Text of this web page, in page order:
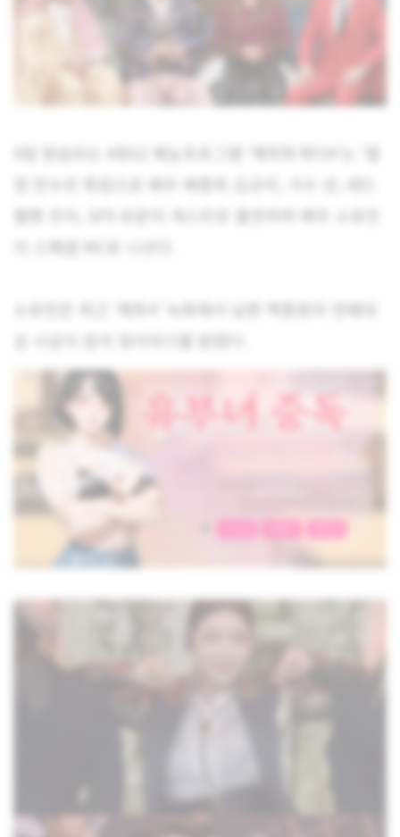
9일 방송되는 KBS2 예능프로그램 ‘해피투게더4’는 ‘열
정 만수르 특집으로 배우 배종옥 김규리, 가수 션, 레드
벨벳 조이, SF9 로운이 게스트로 출연하며 배우 소유진
이 스페셜 MC로 나선다.
소유진은 최근 ‘해투4’ 녹화에서 남편 백종원의 연예대
상 시상식 참석 뒷이야기를 밝혔다.